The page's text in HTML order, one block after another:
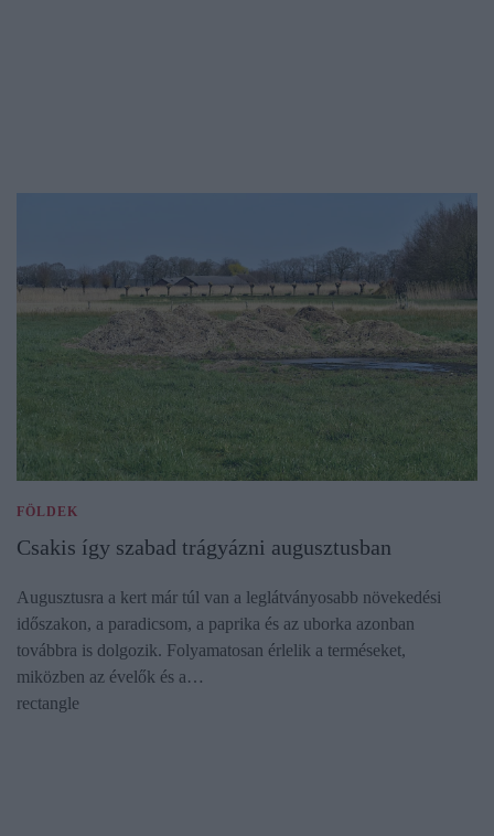
FÖLDEK
Csakis így szabad trágyázni augusztusban
Augusztusra a kert már túl van a leglátványosabb növekedési
időszakon, a paradicsom, a paprika és az uborka azonban
továbbra is dolgozik. Folyamatosan érlelik a terméseket,
miközben az évelők és a…
rectangle